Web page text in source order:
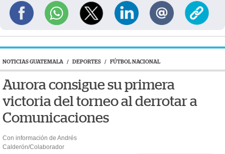
NOTICIAS GUATEMALA / DEPORTES / FÚTBOL NACIONAL
Aurora consigue su primera
victoria del torneo al derrotar a
Comunicaciones
Con información de Andrés
Calderón/Colaborador